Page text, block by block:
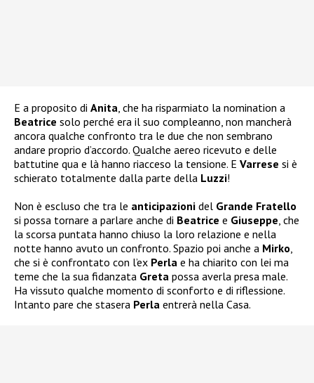
E a proposito di Anita, che ha risparmiato la nomination a
Beatrice solo perché era il suo compleanno, non mancherà
ancora qualche confronto tra le due che non sembrano
andare proprio d’accordo. Qualche aereo ricevuto e delle
battutine qua e là hanno riacceso la tensione. E Varrese si è
schierato totalmente dalla parte della Luzzi!
Non è escluso che tra le anticipazioni del Grande Fratello
si possa tornare a parlare anche di Beatrice e Giuseppe, che
la scorsa puntata hanno chiuso la loro relazione e nella
notte hanno avuto un confronto. Spazio poi anche a Mirko,
che si è confrontato con l’ex Perla e ha chiarito con lei ma
teme che la sua fidanzata Greta possa averla presa male.
Ha vissuto qualche momento di sconforto e di riflessione.
Intanto pare che stasera Perla entrerà nella Casa.